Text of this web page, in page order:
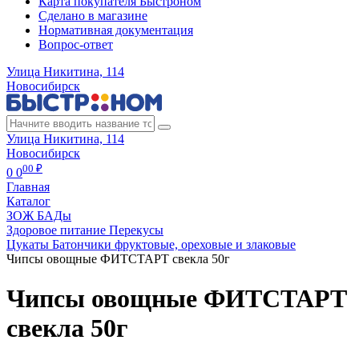
Сделано в магазине
Нормативная документация
Вопрос-ответ
Улица Никитина, 114
Новосибирск
Улица Никитина, 114
Новосибирск
0 000 ₽
Главная
Каталог
ЗОЖ БАДы
Здоровое питание Перекусы
Цукаты Батончики фруктовые, ореховые и злаковые
Чипсы овощные ФИТСТАРТ свекла 50г
Чипсы овощные ФИТСТАРТ
свекла 50г